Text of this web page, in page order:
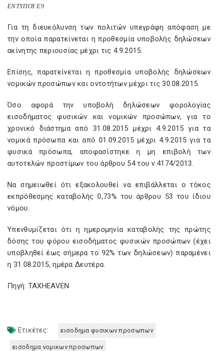
ΕΝΤΥΠΟΥ Ε9
Για τη διευκόλυνση των πολιτών υπεγράφη απόφαση με
την οποία παρατείνεται η προθεσμία υποβολής δηλώσεων
ακίνητης περιουσίας μέχρι τις 4.9.2015.
Επίσης, παρατείνεται η προθεσμία υποβολής δηλώσεων
νομικών προσώπων και οντοτήτων μέχρι τις 30.08.2015.
Όσο αφορά την υποβολή δηλώσεων φορολογίας
εισοδήματος φυσικών και νομικών προσώπων, για το
χρονικό διάστημα από 31.08.2015 μέχρι 4.9.2015 για τα
νομικά πρόσωπα και από 01.09.2015 μέχρι 4.9.2015 για τα
φυσικά πρόσωπα, αποφασίστηκε η μη επιβολή των
αυτοτελών προστίμων του άρθρου 54 του ν.4174/2013.
Να σημειωθεί ότι εξακολουθεί να επιβάλλεται ο τόκος
εκπρόθεσμης καταβολής 0,73% του άρθρου 53 του ίδιου
νόμου.
Υπενθυμίζεται ότι η ημερομηνία καταβολής της πρώτης
δόσης του φόρου εισοδήματος φυσικών προσώπων (έχει
υποβληθεί έως σήμερα το 92% των δηλώσεων) παραμένει
η 31.08.2015, ημέρα Δευτέρα.
Πηγή: TAXHEAVEN
Ετικέτες: εισοδημα φυσικων προσωπων
εισοδημα νομικων προσωπων